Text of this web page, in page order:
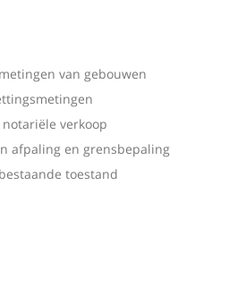
van gebouwen
verkoop
afpaling en grensbepaling
toestand